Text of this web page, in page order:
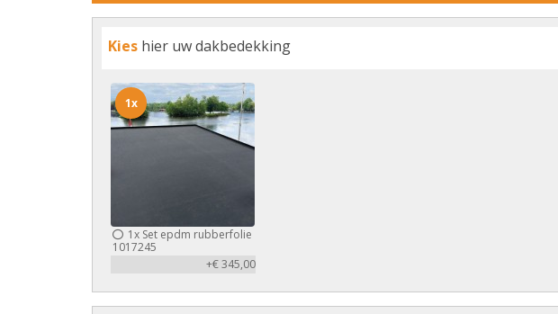
Kies hier uw dakbedekking
1x Set epdm rubberfolie
1017245
+€ 345,00
1x